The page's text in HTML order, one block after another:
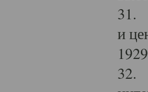
31.
и
32.